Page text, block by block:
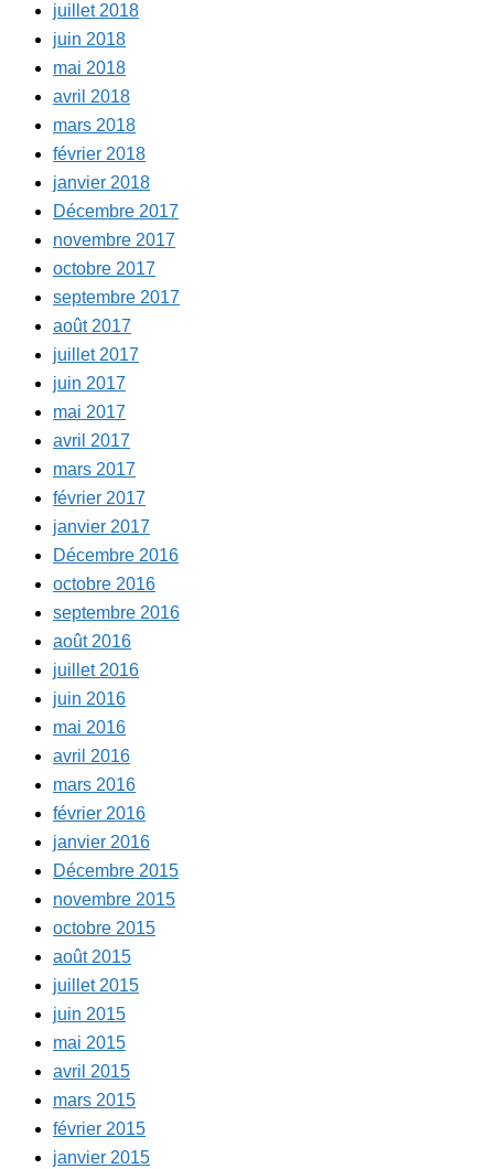
juillet 2018
juin 2018
mai 2018
avril 2018
mars 2018
février 2018
janvier 2018
Décembre 2017
novembre 2017
octobre 2017
septembre 2017
août 2017
juillet 2017
juin 2017
mai 2017
avril 2017
mars 2017
février 2017
janvier 2017
Décembre 2016
octobre 2016
septembre 2016
août 2016
juillet 2016
juin 2016
mai 2016
avril 2016
mars 2016
février 2016
janvier 2016
Décembre 2015
novembre 2015
octobre 2015
août 2015
juillet 2015
juin 2015
mai 2015
avril 2015
mars 2015
février 2015
janvier 2015